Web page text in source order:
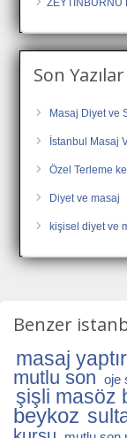
ZEYTİNBURNU
Son Yazılar
Masaj Diyet ve
İstanbul Masaj
Özel Terleme
Diyet ve masaj
kişisel diyet ve
Benzer
masaj
mutlu son oje
şişli masöz
beykoz